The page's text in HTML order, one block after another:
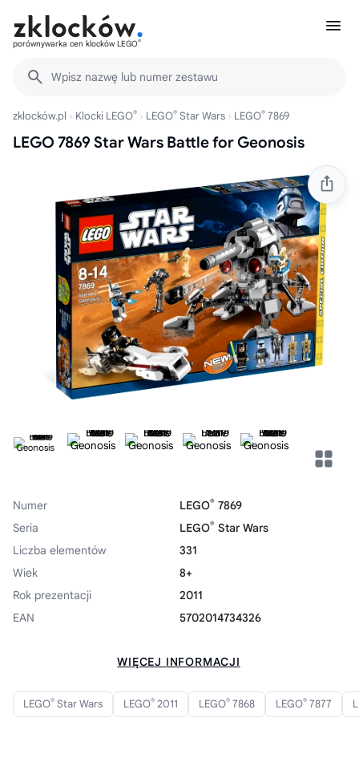
porównywarka cen klocków LEGO®
Wpisz nazwę lub numer zestawu
zklocków.pl Klocki LEGO® LEGO® Star Wars LEGO® 7869
LEGO 7869 Star Wars Battle for Geonosis
Numer LEGO® 7869
Seria
LEGO® Star Wars
Liczba elementów
331
Wiek
8+
Rok prezentacji
2011
EAN
5702014734326
WIĘCEJ INFORMACJI
LEGO® Star Wars LEGO® 2011 LEGO® 7868 LEGO® 7877